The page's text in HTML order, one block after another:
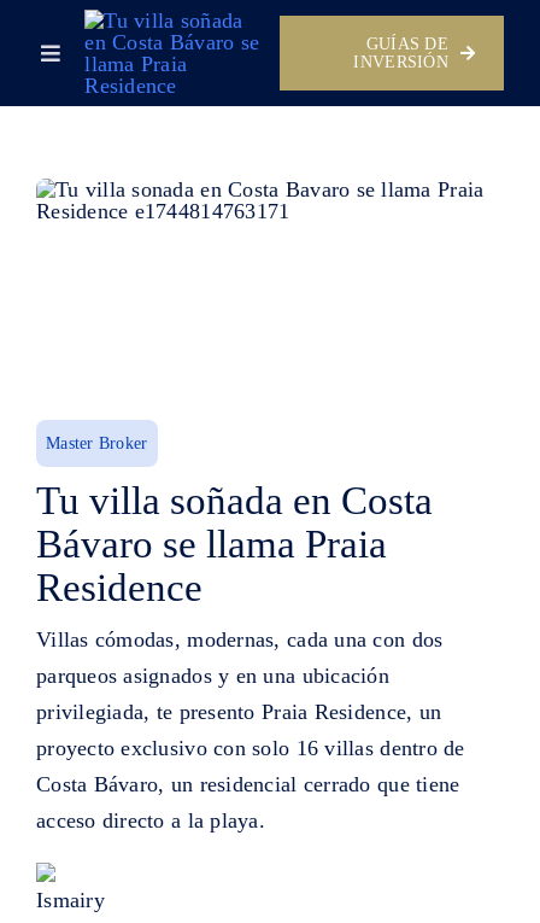
Toggle
Navigation
Guías
GUÍAS DE
INVERSIÓN
Master Broker
Tu villa soñada en Costa
Bávaro se llama Praia
Residence
Villas cómodas, modernas, cada una con dos
parqueos asignados y en una ubicación
privilegiada, te presento Praia Residence, un
proyecto exclusivo con solo 16 villas dentro de
Costa Bávaro, un residencial cerrado que tiene
acceso directo a la playa.